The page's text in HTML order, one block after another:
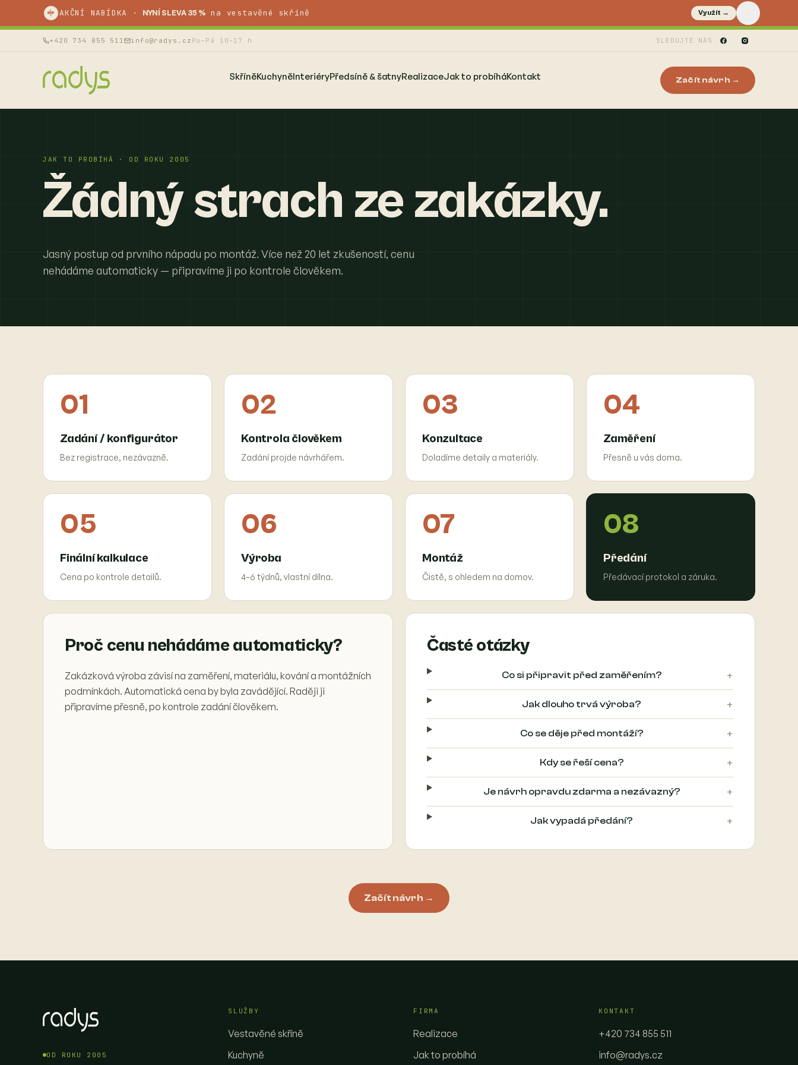
% AKČNÍ NABÍDKA · NYNÍ SLEVA 35 % na vestavěné skříně Využít →
+420 734 855 511 info@radys.cz Po–Pá 10–17 h SLEDUJTE NÁS
SkříněKuchyněInteriéryPředsíně & šatnyRealizaceJak to probíháKontakt Začít návrh →
JAK TO PROBÍHÁ · OD ROKU 2005
Žádný strach ze zakázky.
Jasný postup od prvního nápadu po montáž. Více než 20 let zkušeností, cenu
nehádáme automaticky — připravíme ji po kontrole člověkem.
01
Zadání / konfigurátor
Bez registrace, nezávazně.
02
Kontrola člověkem
Zadání projde návrhářem.
03
Konzultace
Doladíme detaily a materiály.
04
Zaměření
Přesně u vás doma.
05
Finální kalkulace
Cena po kontrole detailů.
06
Výroba
4–6 týdnů, vlastní dílna.
07
Montáž
Čistě, s ohledem na domov.
08
Předání
Předávací protokol a záruka.
Proč cenu nehádáme automaticky?
Zakázková výroba závisí na zaměření, materiálu, kování a montážních
podmínkách. Automatická cena by byla zavádějící. Raději ji
připravíme přesně, po kontrole zadání člověkem.
Časté otázky
Co si připravit před zaměřením? +
Jak dlouho trvá výroba? +
Co se děje před montáží? +
Kdy se řeší cena? +
Je návrh opravdu zdarma a nezávazný? +
Jak vypadá předání? +
Začít návrh →
OD ROKU 2005
SLUŽBY
Vestavěné skříně
Kuchyně
FIRMA
Realizace
Jak to probíhá
KONTAKT
+420 734 855 511
info@radys.cz